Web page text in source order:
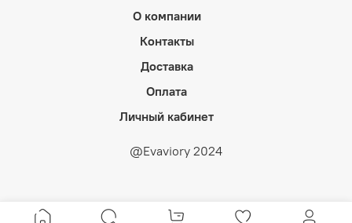
О компании
Контакты
Доставка
Оплата
Личный кабинет
@Evaviory 2024